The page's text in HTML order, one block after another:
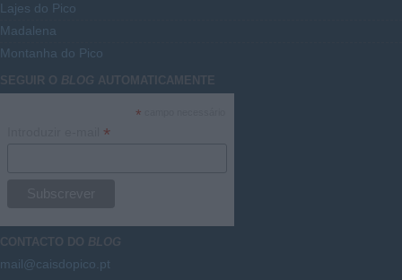
Lajes do Pico
Madalena
Montanha do Pico
SEGUIR O BLOG AUTOMATICAMENTE
*
*
CONTACTO DO BLOG
mail@caisdopico.pt